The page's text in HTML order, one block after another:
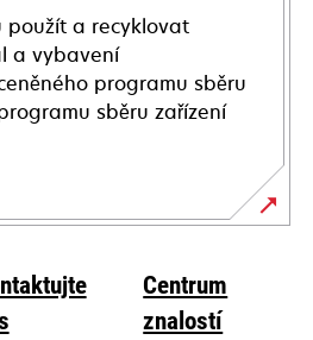
použít a recyklovat
a vybavení
programu sběru
sběru zařízení
Centrum
znalostí